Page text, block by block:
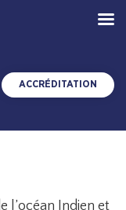
ACCRÉDITATION
l’océan Indien et